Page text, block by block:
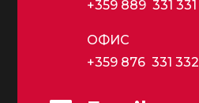
+359 889 331 331
ОФИС
+359 876 331 332